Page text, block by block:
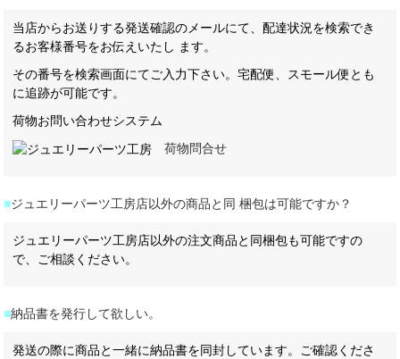
当店からお送りする発送確認のメールにて、配達状況を検索でき
るお客様番号をお伝えいたし ます。
その番号を検索画面にてご入力下さい。宅配便、スモール便とも
に追跡が可能です。
荷物お問い合わせシステム
荷物問合せ
■ジュエリーパーツ工房店以外の商品と同 梱包は可能ですか？
ジュエリーパーツ工房店以外の注文商品と同梱包も可能ですの
で、ご相談ください。
■納品書を発行して欲しい。
発送の際に商品と一緒に納品書を同封しています。ご確認くださ